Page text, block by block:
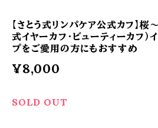
【さとう式リンパケア公式カフ】
式イヤーカフ・ビューティーカフ）
プをご愛用の方にもおすすめ
¥8,000
SOLD OUT